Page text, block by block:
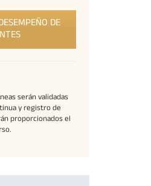
DE
serán validadas
y registro de
proporcionados el